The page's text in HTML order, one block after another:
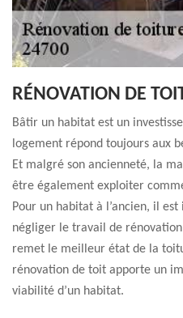
RÉNOVATION DE
Bâtir un habitat est un
logement répond toujours aux
Et malgré son ancienneté, la
être également exploiter
Pour un habitat à l’ancien, il
négliger le travail de
remet le meilleur état de la
rénovation de toit apporte un
viabilité d’un habitat.